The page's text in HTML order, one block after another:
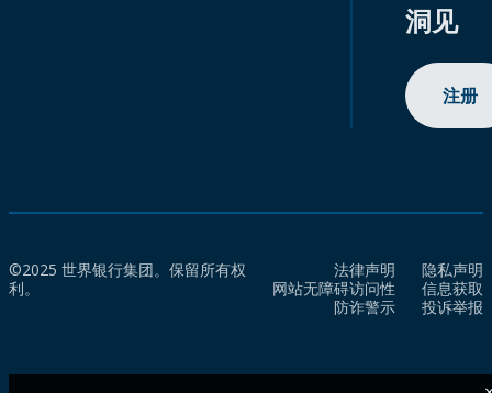
洞见
注册
©2025 世界银行集团。保留所有权
利。
法律声明
隐私声明
网站无障碍访问性
信息获取
防诈警示
投诉举报